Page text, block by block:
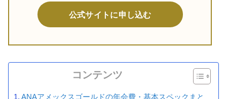
公式サイトに申し込む
コンテンツ
ANAアメックスゴールドの年会費・基本スペックまと